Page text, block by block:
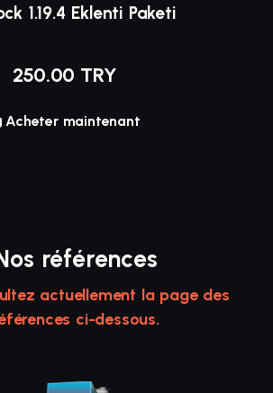
1.19.4 Eklenti Paketi
250.00 TRY
Acheter maintenant
références
actuellement la page des
ci-dessous.